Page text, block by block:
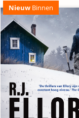
Nieuw Binnen